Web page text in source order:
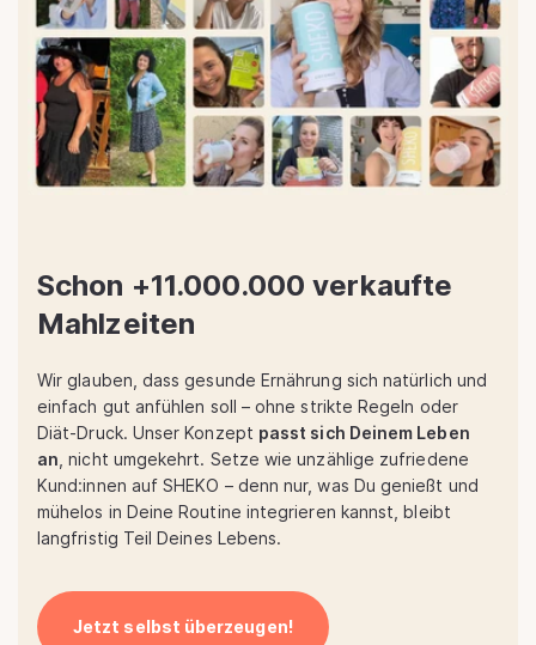
Schon +11.000.000 verkaufte
Mahlzeiten
Wir glauben, dass gesunde Ernährung sich natürlich und
einfach gut anfühlen soll – ohne strikte Regeln oder
Diät-Druck. Unser Konzept passt sich Deinem Leben
an , nicht umgekehrt. Setze wie unzählige zufriedene
Kund:innen auf SHEKO – denn nur, was Du genießt und
mühelos in Deine Routine integrieren kannst, bleibt
langfristig Teil Deines Lebens.
Jetzt selbst überzeugen!